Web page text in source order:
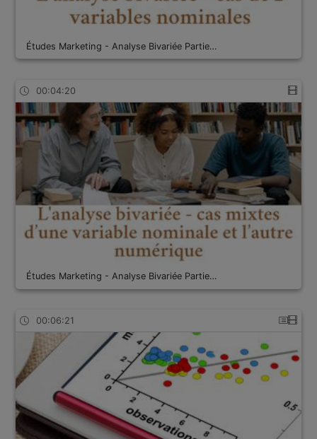
Études Marketing - Analyse Bivariée Partie…
00:04:20
Études Marketing - Analyse Bivariée Partie…
00:06:21